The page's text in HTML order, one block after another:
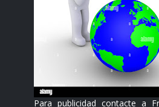
Para publicidad contacte a